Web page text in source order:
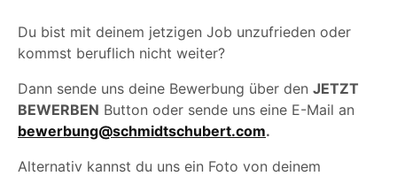
Du bist mit deinem jetzigen Job unzufrieden oder
kommst beruflich nicht weiter?
Dann sende uns deine Bewerbung über den JETZT
BEWERBEN Button oder sende uns eine E-Mail an
bewerbung@schmidtschubert.com.
Alternativ kannst du uns ein Foto von deinem